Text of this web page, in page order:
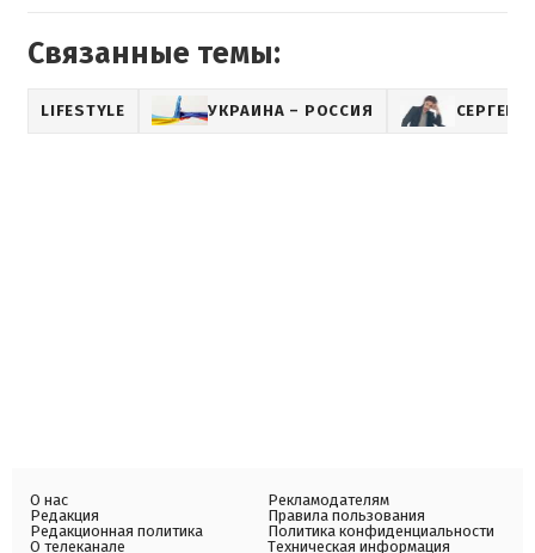
Связанные темы:
LIFESTYLE УКРАИНА – РОССИЯ СЕРГЕЙ
О нас
Редакция
Редакционная политика
О телеканале
Рекламодателям
Правила пользования
Политика конфиденциальности
Техническая информация